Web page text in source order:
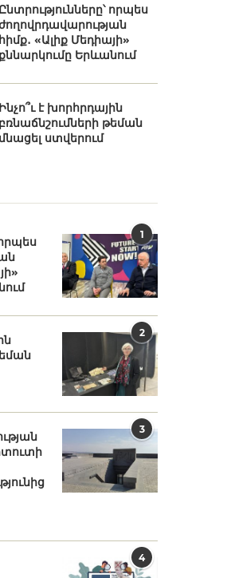
Ընտրությունները՝ որպես
հիմք․ «Ալիք Մեդիայի»
քննարկումը Երևանում
Ինչո՞ւ է խորհրդային
բռնաճնշումների թեման
մնացել ստվերում
1
2
3
4